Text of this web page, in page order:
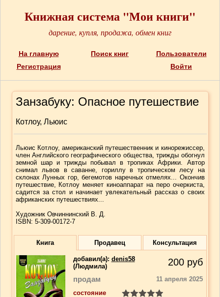
Книжная система "Мои книги"
дарение, купля, продажа, обмен книг
На главную Поиск книг
Пользователи
Регистрация
Войти
Занзабуку: Опасное путешествие
Котлоу, Льюис
Льюис Котлоу, американский путешественник и кинорежиссер,
член Английского географического общества, трижды обогнул
земной шар и трижды побывал в тропиках Африки. Автор
снимал львов в саванне, гориллу в тропическом лесу на
склонах Лунных гор, бегемотов наречных отмелях... Окончив
путешествие, Котлоу меняет киноаппарат на перо очеркиста,
садится за стол и начинает увлекательный рассказ о своих
африканских путешествиях...
Художник Овчиннинский В. Д.
ISBN: 5-309-00172-7
Книга Продавец Консультация
добавил(a): denis58
(Людмила)
200 руб
продам
11 апреля 2025
состояние